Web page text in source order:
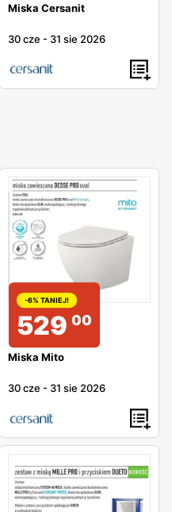
Miska Cersanit
30 cze - 31 sie 2026
-6% TANIEJ!
529 00
Miska Mito
30 cze - 31 sie 2026